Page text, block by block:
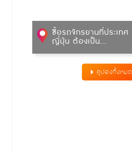
ซื้อรถจักรยานที่ประเทศ
ญี่ปุ่น ต้องเป็น...
คูปองทั้งหมด